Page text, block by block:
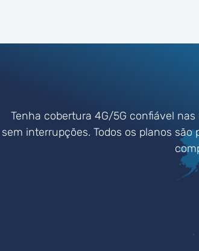
Tenha cobertura 4G/5G confiável
sem interrupções. Todos os planos